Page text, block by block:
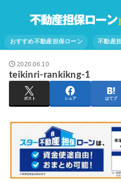
おすすめ不動産担保ローン 不動産
2020.06.10
teikinri-rankikng-1
ポスト シェア はてブ